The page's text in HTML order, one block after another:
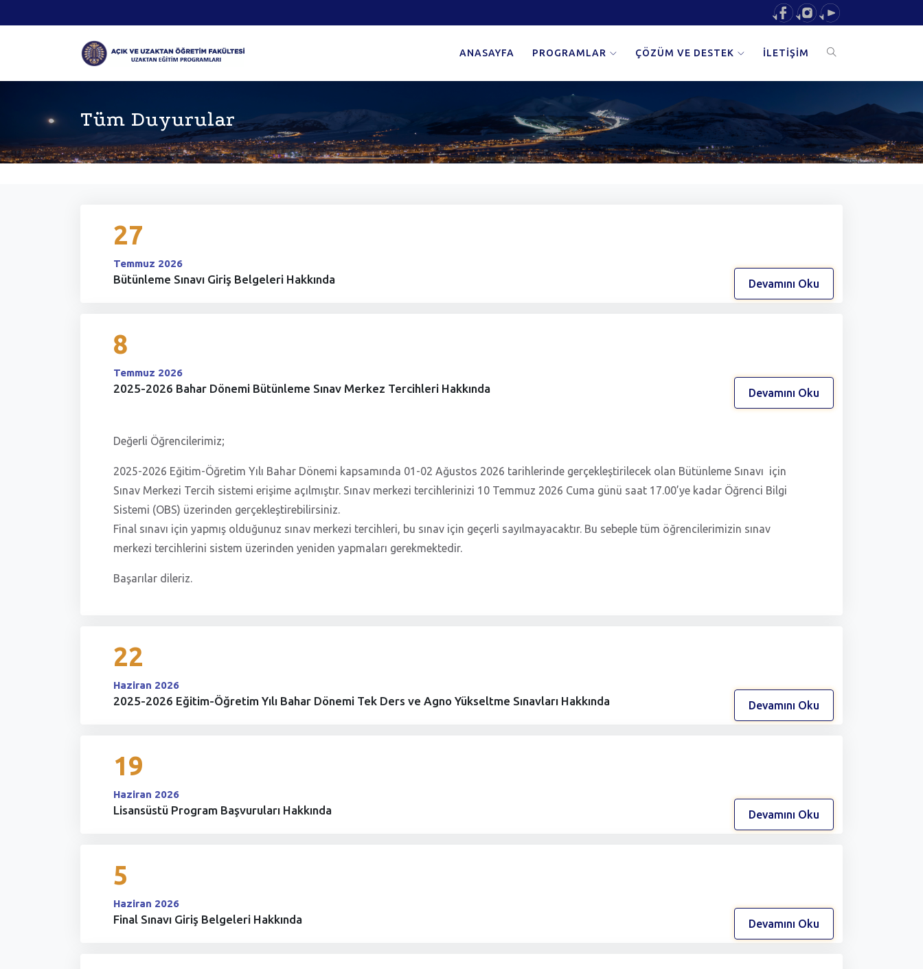
ANASAYFA PROGRAMLAR ÇÖZÜM VE DESTEK İLETİŞİM
Tüm Duyurular
27
Temmuz 2026
Bütünleme Sınavı Giriş Belgeleri Hakkında Devamını Oku
8
Temmuz 2026
2025-2026 Bahar Dönemi Bütünleme Sınav Merkez Tercihleri Hakkında Devamını Oku
Değerli Öğrencilerimiz;
2025-2026 Eğitim-Öğretim Yılı Bahar Dönemi kapsamında 01-02 Ağustos 2026 tarihlerinde gerçekleştirilecek olan Bütünleme Sınavı için
Sınav Merkezi Tercih sistemi erişime açılmıştır. Sınav merkezi tercihlerinizi 10 Temmuz 2026 Cuma günü saat 17.00’ye kadar Öğrenci Bilgi
Sistemi (OBS) üzerinden gerçekleştirebilirsiniz.
Final sınavı için yapmış olduğunuz sınav merkezi tercihleri, bu sınav için geçerli sayılmayacaktır. Bu sebeple tüm öğrencilerimizin sınav
merkezi tercihlerini sistem üzerinden yeniden yapmaları gerekmektedir.
Başarılar dileriz.
22
Haziran 2026
2025-2026 Eğitim-Öğretim Yılı Bahar Dönemi Tek Ders ve Agno Yükseltme Sınavları Hakkında Devamını Oku
19
Haziran 2026
Lisansüstü Program Başvuruları Hakkında Devamını Oku
5
Haziran 2026
Final Sınavı Giriş Belgeleri Hakkında Devamını Oku